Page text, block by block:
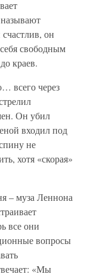
он
свободным
краев.
всего через
Он убил
входил под
не
хотя «скорая»
– муза Леннона
все они
вопросы
«Мы